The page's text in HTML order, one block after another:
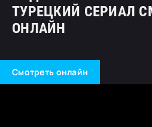
ТУРЕЦКИЙ СЕРИАЛ
ОНЛАЙН
Смотреть онлайн